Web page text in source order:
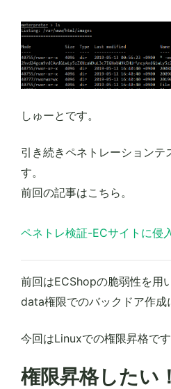
しゅーとです。
引き続きペネトレーションテ
す。
前回の記事はこちら。
ペネトレ検証-ECサイトに侵
前回はECShopの脆弱性を用
data権限でのバックドア作成
今回はLinuxでの権限昇格です
権限昇格したい！